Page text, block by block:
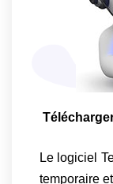
Le logiciel
temporaire